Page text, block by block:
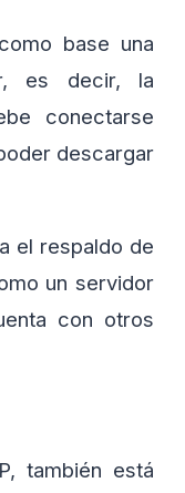
base una
es decir, la
conectarse
descargar
el respaldo de
un servidor
con otros
también está